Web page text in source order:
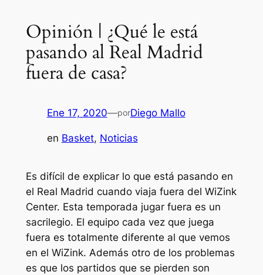
Opinión | ¿Qué le está
pasando al Real Madrid
fuera de casa?
Ene 17, 2020—porDiego Mallo
en Basket, Noticias
Es difícil de explicar lo que está pasando en
el Real Madrid cuando viaja fuera del WiZink
Center. Esta temporada jugar fuera es un
sacrilegio. El equipo cada vez que juega
fuera es totalmente diferente al que vemos
en el WiZink. Además otro de los problemas
es que los partidos que se pierden son